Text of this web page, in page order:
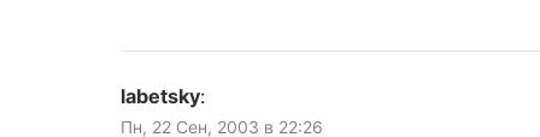
labetsky:
Пн, 22 Сен, 2003 в 22:26